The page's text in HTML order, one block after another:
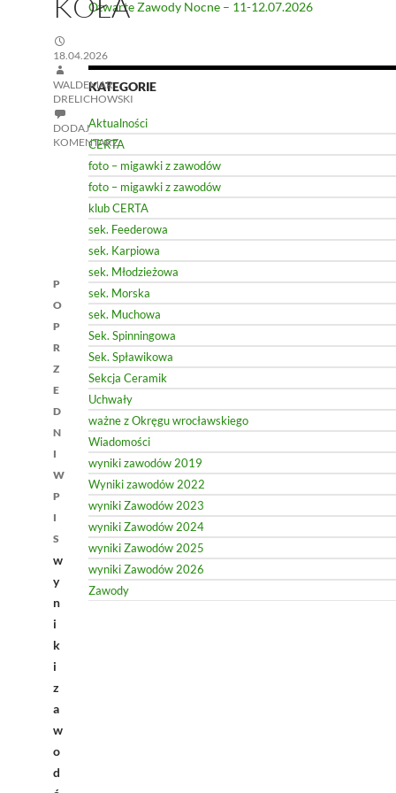
18.04.2026
WALDEMAR
DRELICHOWSKI
DODAJ
KOMENTARZ
Nawigacja
wpisu
P
O
P
R
Z
E
D
N
I
W
P
I
S
w
y
n
i
k
i
z
a
w
o
d
Otwarte Zawody Nocne – 11-12.07.2026
KATEGORIE
Aktualności
CERTA
foto – migawki z zawodów
foto – migawki z zawodów
klub CERTA
sek. Feederowa
sek. Karpiowa
sek. Młodzieżowa
sek. Morska
sek. Muchowa
Sek. Spinningowa
Sek. Spławikowa
Sekcja Ceramik
Uchwały
ważne z Okręgu wrocławskiego
Wiadomości
wyniki zawodów 2019
Wyniki zawodów 2022
wyniki Zawodów 2023
wyniki Zawodów 2024
wyniki Zawodów 2025
wyniki Zawodów 2026
Zawody